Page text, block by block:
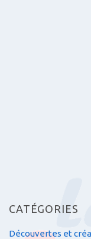
CATÉGORIES
Découvertes et